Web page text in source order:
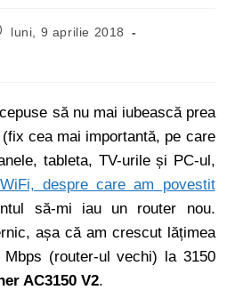
luni, 9 aprilie 2018
să nu mai iubească prea
(fix cea mai importantă, pe care
tableta, TV-urile și PC-ul,
despre care am povestit
să-mi iau un router nou.
așa că am crescut lățimea
(router-ul vechi) la 3150
AC3150 V2.